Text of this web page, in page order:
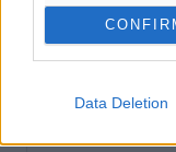
Data Deletion
Επίσκεψη θα
Τοπικές Ειδήσεις•